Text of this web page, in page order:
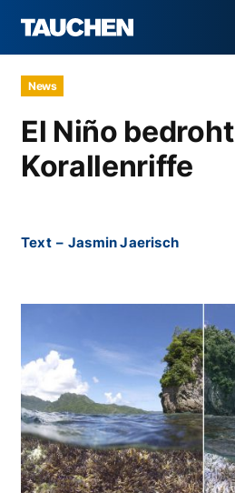
News
El Niño bedroht
Korallenriffe
Text – Jasmin Jaerisch